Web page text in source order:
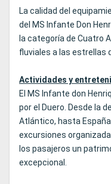
La calidad del
del MS Infante Don
la categoría de Cuatro
fluviales a las estrellas
Actividades y
El MS Infante don
por el Duero. Desde la
Atlántico, hasta
excursiones
los pasajeros un
excepcional.